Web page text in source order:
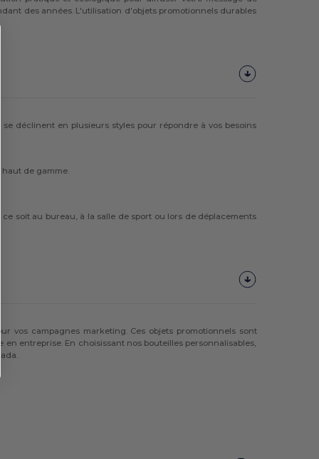
des années. L'utilisation d'objets promotionnels durables
se déclinent en plusieurs styles pour répondre à vos besoins
de gamme.
soit au bureau, à la salle de sport ou lors de déplacements
vos campagnes marketing. Ces objets promotionnels sont
entreprise. En choisissant nos bouteilles personnalisables,